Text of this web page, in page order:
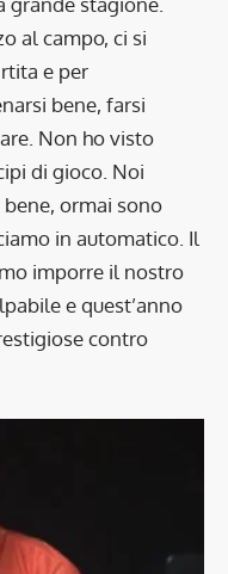
al campo, ci si
e per
bene, farsi
Non ho visto
di gioco. Noi
ormai sono
in automatico. Il
imporre il nostro
e quest’anno
contro